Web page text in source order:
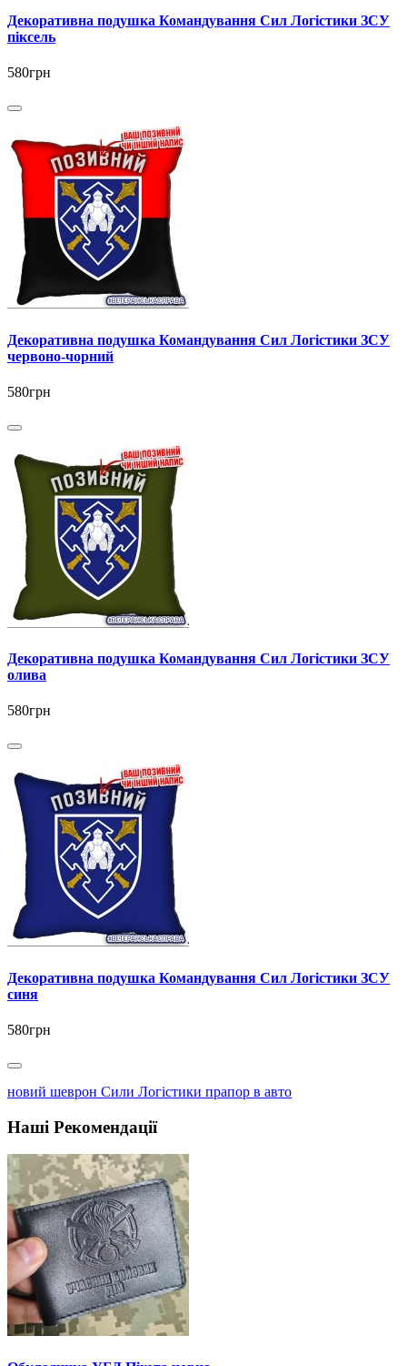
Декоративна подушка Командування Сил Логістики ЗСУ
піксель
580грн
Декоративна подушка Командування Сил Логістики ЗСУ
червоно-чорний
580грн
Декоративна подушка Командування Сил Логістики ЗСУ
олива
580грн
Декоративна подушка Командування Сил Логістики ЗСУ
синя
580грн
новий шеврон Сили Логістики прапор в авто
Наші Рекомендації